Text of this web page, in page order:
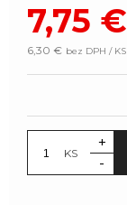
7,75 €
6,30 € bez DPH / KS
KS
+
-